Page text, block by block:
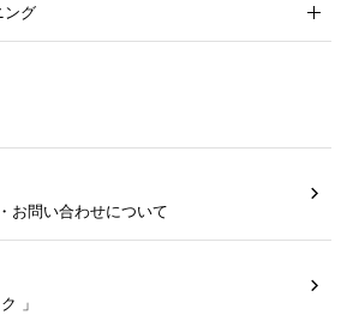
ング
お問い合わせについて
」